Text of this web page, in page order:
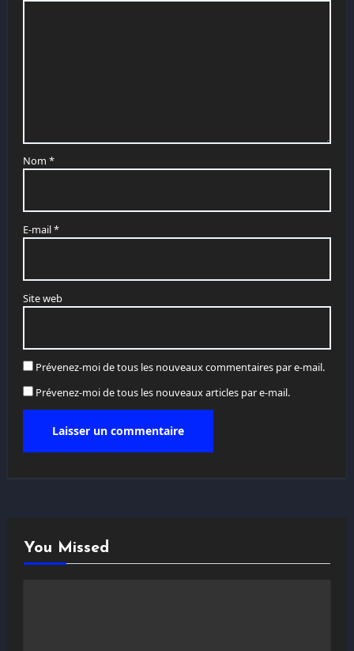
Nom *
E-mail*
Site web
Prévenez-moi de tous les nouveaux commentaires par e-mail.
Prévenez-moi de tous les nouveaux articles par e-mail.
You Missed